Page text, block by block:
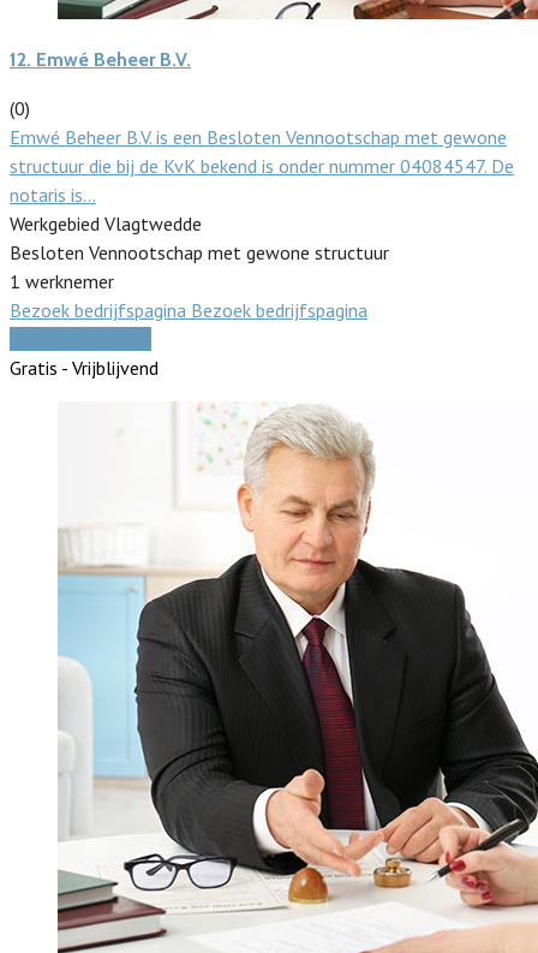
12. Emwé Beheer B.V.
(0)
Emwé Beheer B.V. is een Besloten Vennootschap met gewone
structuur die bij de KvK bekend is onder nummer 04084547. De
notaris is…
Werkgebied Vlagtwedde
Besloten Vennootschap met gewone structuur
1 werknemer
Bezoek bedrijfspagina Bezoek bedrijfspagina
Gratis - Vrijblijvend